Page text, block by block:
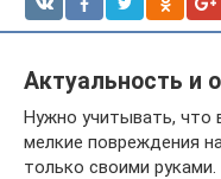
Актуальность и
Нужно учитывать, что
мелкие повреждения
только своими